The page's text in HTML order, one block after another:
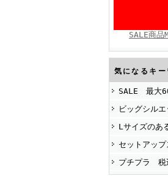
SALE商品
気になるキー
SALE 最大
ビッグシルエ
Lサイズのあ
セットアップ
プチプラ 税